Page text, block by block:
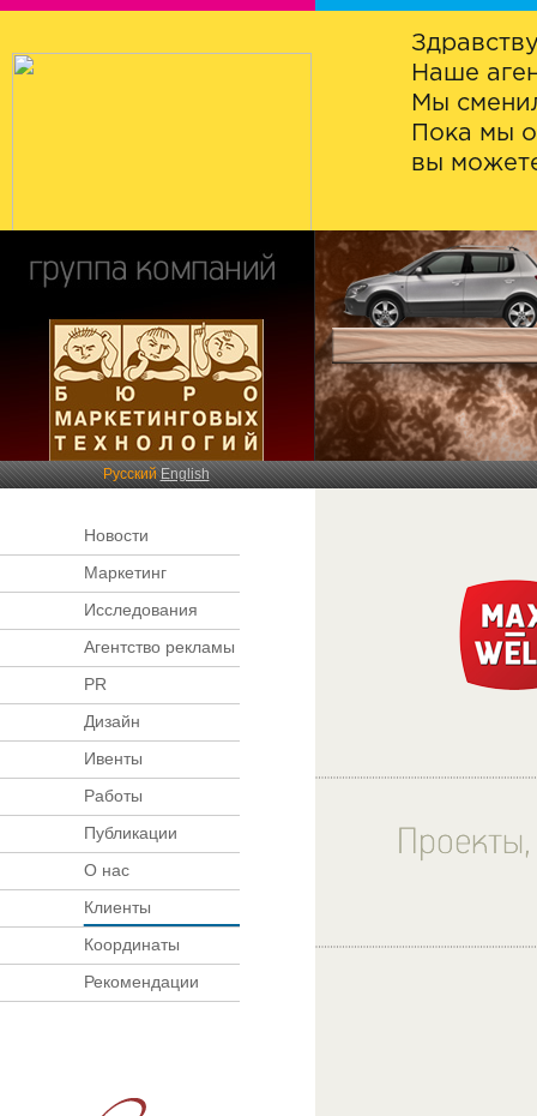
Наше
Мы
Пока мы
вы
РусскийEnglish
Новости
Маркетинг
Исследования
Агентство рекламы
PR
Дизайн
Ивенты
Работы
Публикации
О нас
Клиенты
Координаты
Рекомендации